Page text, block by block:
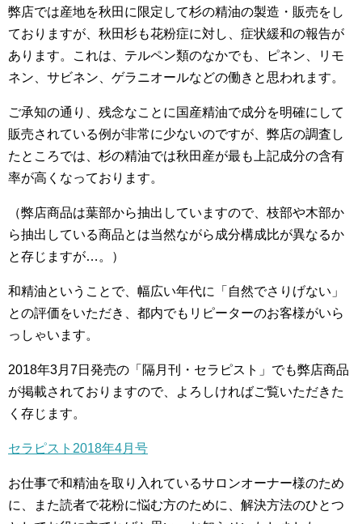
弊店では産地を秋田に限定して杉の精油の製造・販売をし
ておりますが、秋田杉も花粉症に対し、症状緩和の報告が
あります。これは、テルペン類のなかでも、ピネン、リモ
ネン、サビネン、ゲラニオールなどの働きと思われます。
ご承知の通り、残念なことに国産精油で成分を明確にして
販売されている例が非常に少ないのですが、弊店の調査し
たところでは、杉の精油では秋田産が最も上記成分の含有
率が高くなっております。
（弊店商品は葉部から抽出していますので、枝部や木部か
ら抽出している商品とは当然ながら成分構成比が異なるか
と存じますが…。）
和精油ということで、幅広い年代に「自然でさりげない」
との評価をいただき、都内でもリピーターのお客様がいら
っしゃいます。
2018年3月7日発売の「隔月刊・セラピスト」でも弊店商品
が掲載されておりますので、よろしければご覧いただきた
く存じます。
セラピスト2018年4月号
お仕事で和精油を取り入れているサロンオーナー様のため
に、また読者で花粉に悩む方のために、解決方法のひとつ